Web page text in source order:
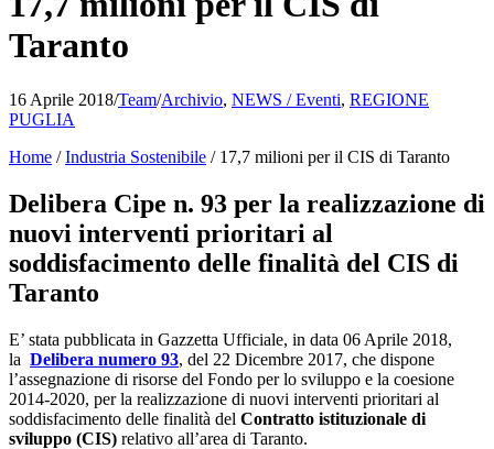
Taranto
16 Aprile 2018/Team/Archivio, NEWS / Eventi, REGIONE
PUGLIA
Home /Industria Sostenibile / 17,7 milioni per il CIS di Taranto
Delibera Cipe n. 93 per la realizzazione di
nuovi interventi prioritari al
soddisfacimento delle finalità del CIS di
Taranto
E’ stata pubblicata in Gazzetta Ufficiale, in data 06 Aprile 2018,
la Delibera numero 93, del 22 Dicembre 2017, che dispone
l’assegnazione di risorse del Fondo per lo sviluppo e la coesione
2014-2020, per la realizzazione di nuovi interventi prioritari al
soddisfacimento delle finalità del Contratto istituzionale di
sviluppo (CIS) relativo all’area di Taranto.